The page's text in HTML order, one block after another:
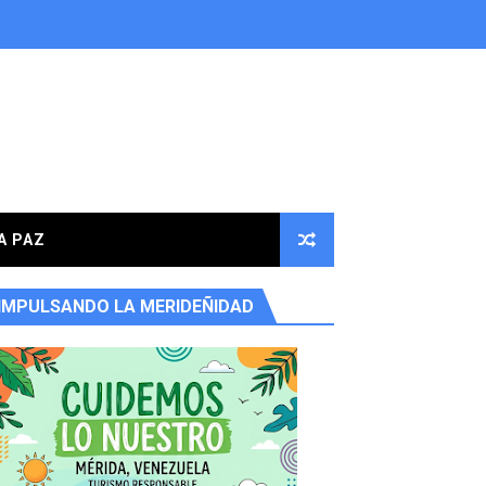
en la parroquia Osuna Rodríguez
PAZ
IMPULSANDO LA MERIDEÑIDAD